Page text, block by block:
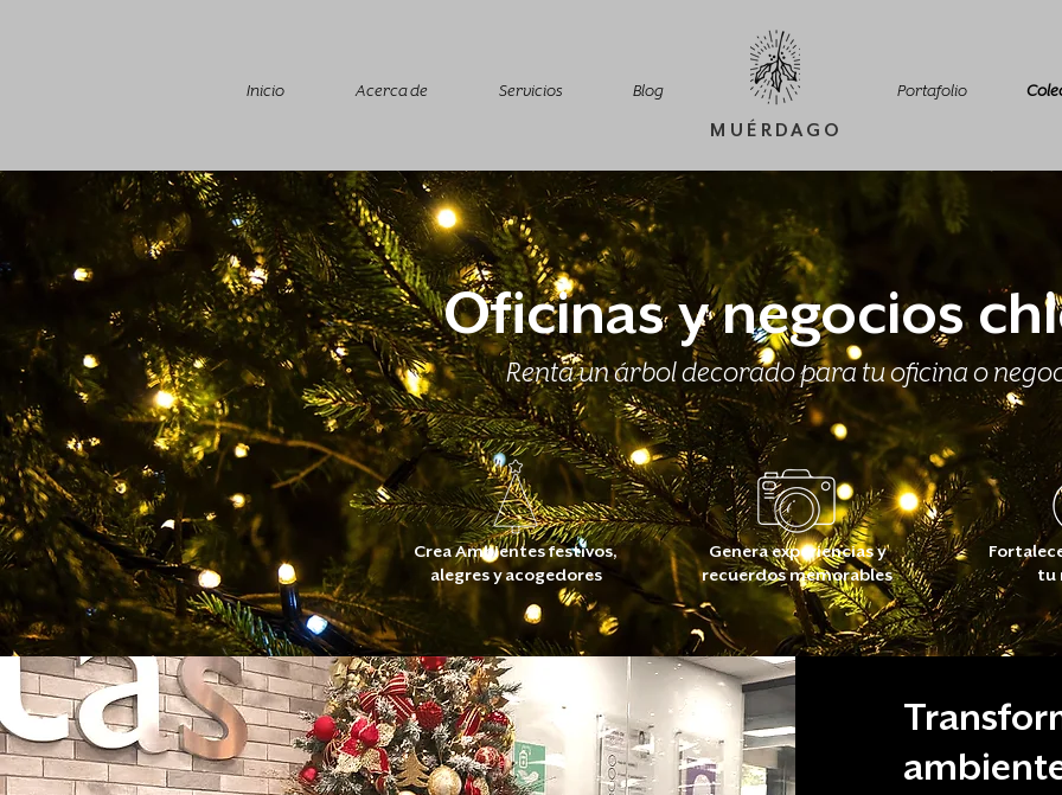
Inicio Acerca de Servicios Blog Portafolio
MUÉRDAGO
Oficinas y negocios
Renta un árbol decorado para tu oficina o
Crea Ambientes festivos,
alegres y acogedores
Genera experiencias y
recuerdos memorables
tu